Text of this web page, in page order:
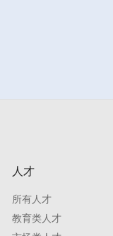
人才
所有人才
教育类人才